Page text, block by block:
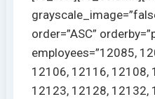
order=”ASC”
employees=”12085,
12106, 12116, 12108,
12123, 12128, 12132,